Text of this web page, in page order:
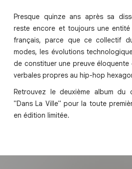
Presque quinze ans après sa
reste encore et toujours une
français, parce que ce collectif
modes, les évolutions
de constituer une preuve éloquente
verbales propres au hip-hop
Retrouvez le deuxième album du
"Dans La Ville" pour la toute
en édition limitée.